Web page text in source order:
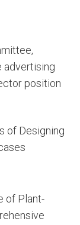
advertising
position
of Designing
of Plant-